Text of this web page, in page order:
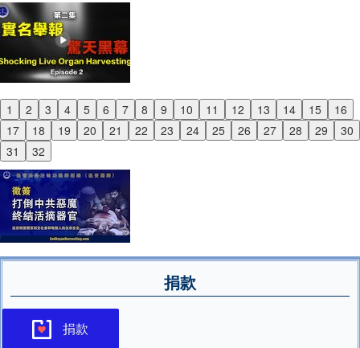
1 2 3 4 5 6 7 8 9 10 11 12 13 14 15
16
17
18 19 20 21 22 23 24 25 26 27 28 29
30
31
32
Previous
Next
捐款
捐款